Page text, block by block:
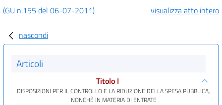
(GU n.155 del 06-07-2011)
visualizza atto intero
nascondi
Articoli
Titolo I
DISPOSIZIONI PER IL CONTROLLO E LA RIDUZIONE DELLA SPESA PUBBLICA,
NONCHÈ IN MATERIA DI ENTRATE